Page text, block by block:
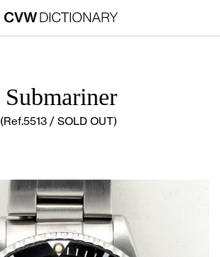
Submariner
(Ref.5513 / SOLD OUT)